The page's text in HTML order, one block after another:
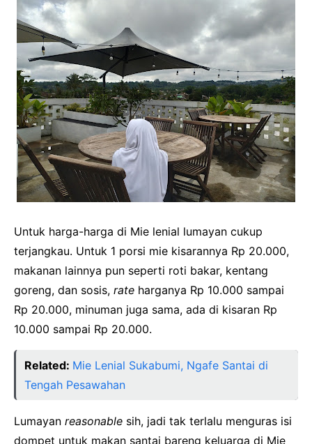
Untuk harga-harga di Mie lenial lumayan cukup
terjangkau. Untuk 1 porsi mie kisarannya Rp 20.000,
makanan lainnya pun seperti roti bakar, kentang
goreng, dan sosis, rate harganya Rp 10.000 sampai
Rp 20.000, minuman juga sama, ada di kisaran Rp
10.000 sampai Rp 20.000.
Related: Mie Lenial Sukabumi, Ngafe Santai di
Tengah Pesawahan
Lumayan reasonable sih, jadi tak terlalu menguras isi
dompet untuk makan santai bareng keluarga di Mie